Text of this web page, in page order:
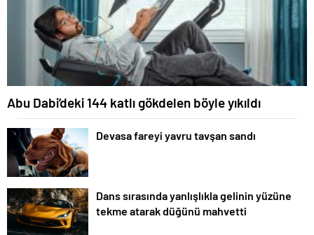
Abu Dabi’deki 144 katlı gökdelen böyle yıkıldı
Devasa fareyi yavru tavşan sandı
Dans sırasında yanlışlıkla gelinin yüzüne
tekme atarak düğünü mahvetti